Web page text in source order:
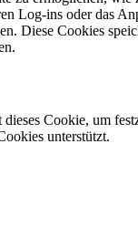
Log-ins oder das
Diese Cookies
Cookie, um
unterstützt.